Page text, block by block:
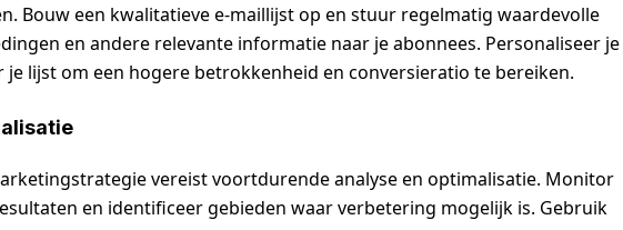
Bouw een kwalitatieve e-maillijst op en stuur regelmatig waardevolle
en andere relevante informatie naar je abonnees. Personaliseer je
je lijst om een hogere betrokkenheid en conversieratio te bereiken.
vereist voortdurende analyse en optimalisatie. Monitor
en identificeer gebieden waar verbetering mogelijk is. Gebruik